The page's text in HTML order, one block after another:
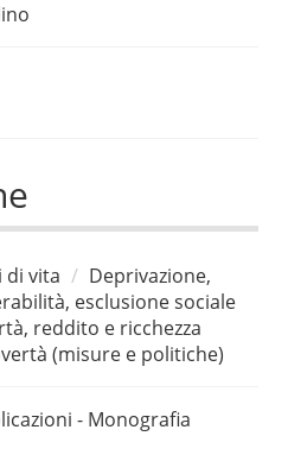
di vita
Deprivazione,
esclusione sociale
reddito e ricchezza
(misure e politiche)
- Monografia